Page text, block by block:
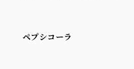
ペプシコーラ